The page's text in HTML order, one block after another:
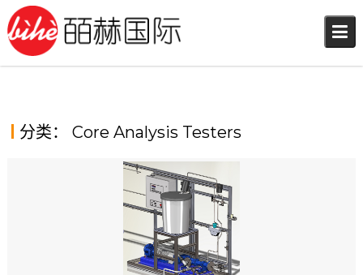
Skip
to
content
分类：Core Analysis Testers